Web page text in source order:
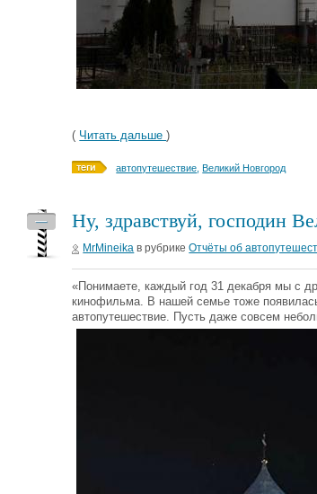
( Читать дальше)
автопутешествие ,Великий Новгород
Ну, здравствуй, господин
MrMineika в рубрикеОтчёты об
«Понимаете, каждый год 31 декабря мы с
кинофильма. В нашей семье тоже
автопутешествие. Пусть даже совсем
—